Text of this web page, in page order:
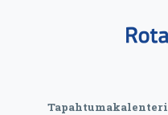
Tapahtumakalenteri